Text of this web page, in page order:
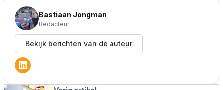
Bastiaan Jongman
Redacteur
Bekijk berichten van de auteur